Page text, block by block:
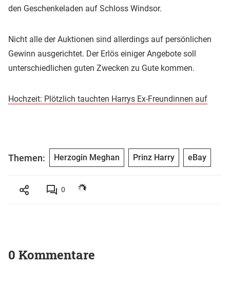
den Geschenkeladen auf Schloss Windsor.
Nicht alle der Auktionen sind allerdings auf persönlichen
Gewinn ausgerichtet. Der Erlös einiger Angebote soll
unterschiedlichen guten Zwecken zu Gute kommen.
Hochzeit: Plötzlich tauchten Harrys Ex-Freundinnen auf
Themen: Herzogin Meghan Prinz Harry eBay
0
0 Kommentare